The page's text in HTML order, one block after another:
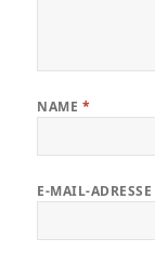
NAME *
E-MAIL-ADRESSE